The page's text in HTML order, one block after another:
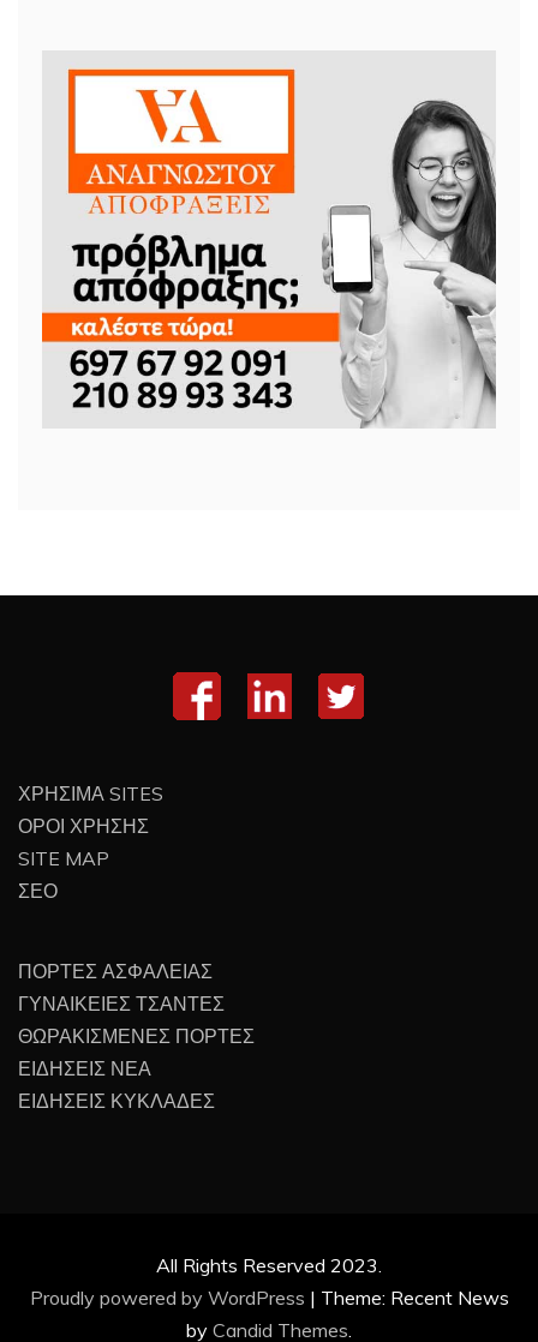
ΧΡΗΣΙΜΑ SITES
ΟΡΟΙ ΧΡΗΣΗΣ
SITE MAP
ΣΕΟ
ΠΟΡΤΕΣ ΑΣΦΑΛΕΙΑΣ
ΓΥΝΑΙΚΕΙΕΣ ΤΣΑΝΤΕΣ
ΘΩΡΑΚΙΣΜΕΝΕΣ ΠΟΡΤΕΣ
ΕΙΔΗΣΕΙΣ ΝΕΑ
ΕΙΔΗΣΕΙΣ ΚΥΚΛΑΔΕΣ
All Rights Reserved 2023.
Proudly powered by WordPress | Theme: Recent News
by Candid Themes.